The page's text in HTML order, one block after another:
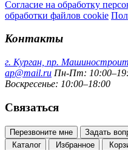
Согласие на обработку
обработки файлов cookie
Контакты
г. Курган, пр.
ap@mail.ru Пн-Пт:
Воскресенье: 10:00–18:00
Связаться
Перезвоните мне
Задать
Каталог
Избранное